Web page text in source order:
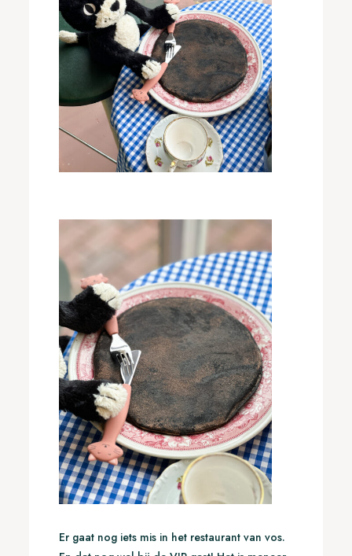
Er gaat nog iets mis in het restaurant van vos.